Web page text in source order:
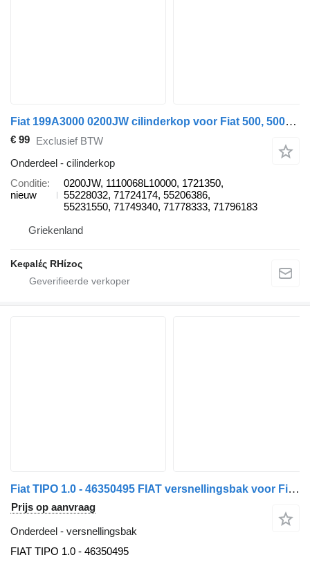
Fiat 199A3000 0200JW cilinderkop voor Fiat 500, 500L, DOBLO, FIORINO, GRANDE PUNTO, LINEA, PANDA, PUNTO, STRADA, TIPO auto
€ 99 Exclusief BTW
Onderdeel - cilinderkop
Conditie
nieuw
0200JW, 1110068L10000, 1721350,
55228032, 71724174, 55206386,
55231550, 71749340, 71778333, 71796183
Griekenland
Keφalές RHίzoς
Fiat TIPO 1.0 - 46350495 FIAT versnellingsbak voor Fiat FIAT TIPO 1.0 - 46350495 auto
Prijs op aanvraag
Onderdeel - versnellingsbak
FIAT TIPO 1.0 - 46350495